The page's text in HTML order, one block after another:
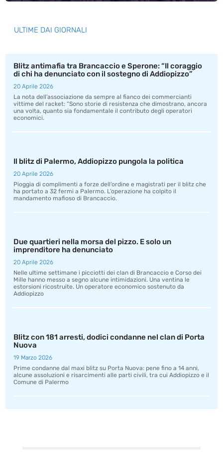
ULTIME DAI GIORNALI
Blitz antimafia tra Brancaccio e Sperone: “Il coraggio
di chi ha denunciato con il sostegno di Addiopizzo”
20 Aprile 2026
La nota dell’associazione da sempre al fianco dei commercianti
vittime del racket: “Sono storie di resistenza che dimostrano, ancora
una volta, quanto sia fondamentale il contributo degli operatori
economici.
Il blitz di Palermo, Addiopizzo pungola la politica
20 Aprile 2026
Pioggia di complimenti a forze dell’ordine e magistrati per il blitz che
ha portato a 32 fermi a Palermo. L’operazione ha colpito il
mandamento mafioso di Brancaccio.
Due quartieri nella morsa del pizzo. E solo un
imprenditore ha denunciato
20 Aprile 2026
Nelle ultime settimane i picciotti dei clan di Brancaccio e Corso dei
Mille hanno messo a segno alcune intimidazioni. Una ventina le
estorsioni ricostruite. Un operatore economico sostenuto da
Addiopizzo
Blitz con 181 arresti, dodici condanne nel clan di Porta
Nuova
19 Marzo 2026
Prime condanne dal maxi blitz su Porta Nuova: pene fino a 14 anni,
alcune assoluzioni e risarcimenti alle parti civili, tra cui Addiopizzo e il
Comune di Palermo